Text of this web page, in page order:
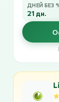
ДНЕЙ БЕЗ
21 дн.